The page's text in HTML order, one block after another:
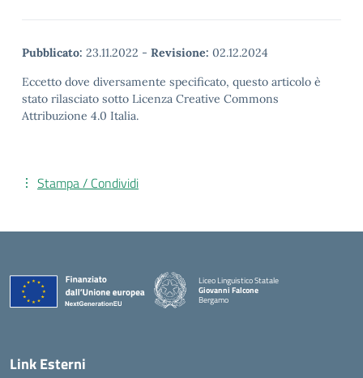
Pubblicato: 23.11.2022 - Revisione: 02.12.2024
Eccetto dove diversamente specificato, questo articolo è
stato rilasciato sotto Licenza Creative Commons
Attribuzione 4.0 Italia.
Stampa / Condividi
Liceo Linguistico Statale
Giovanni Falcone
Bergamo
— Visita la pagina iniziale della scuola
Link Esterni